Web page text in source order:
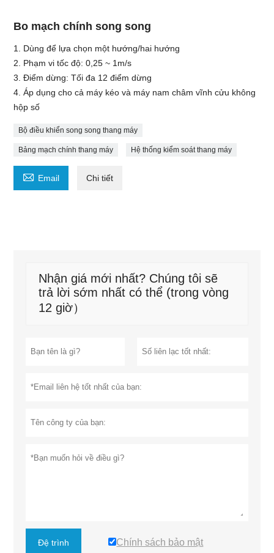
Bo mạch chính song song
1. Dùng để lựa chọn một hướng/hai hướng
2. Phạm vi tốc độ: 0,25 ~ 1m/s
3. Điểm dừng: Tối đa 12 điểm dừng
4. Áp dụng cho cả máy kéo và máy nam châm vĩnh cửu không
hộp số
Bộ điều khiển song song thang máy
Bảng mạch chính thang máy Hệ thống kiểm soát thang máy
 Email Chi tiết
Nhận giá mới nhất? Chúng tôi sẽ
trả lời sớm nhất có thể (trong vòng
12 giờ）
Đệ trình Chính sách bảo mật